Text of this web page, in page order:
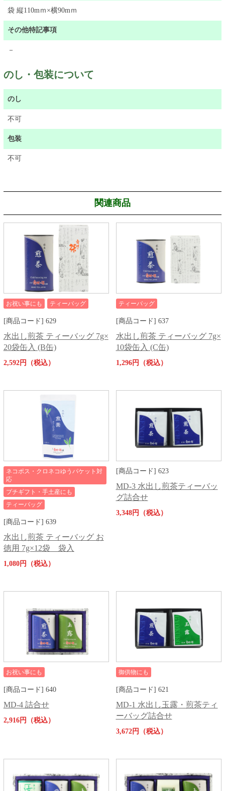
袋 縦110mｍ×横90mｍ
その他特記事項
－
のし・包装について
のし
不可
包装
不可
関連商品
お祝い事にも ティーバッグ
[商品コード] 629
水出し煎茶 ティーバッグ 7g×
20袋缶入 (B缶)
2,592円（税込）
ティーバッグ
[商品コード] 637
水出し煎茶 ティーバッグ 7g×
10袋缶入 (C缶)
1,296円（税込）
ネコポス・クロネコゆうパケット対
応
プチギフト・手土産にも
ティーバッグ
[商品コード] 639
水出し煎茶 ティーバッグ お
徳用 7g×12袋 袋入
1,080円（税込）
[商品コード] 623
MD-3 水出し煎茶ティーバッ
グ詰合せ
3,348円（税込）
お祝い事にも
[商品コード] 640
MD-4 詰合せ
2,916円（税込）
御供物にも
[商品コード] 621
MD-1 水出し玉露・煎茶ティ
ーバッグ詰合せ
3,672円（税込）